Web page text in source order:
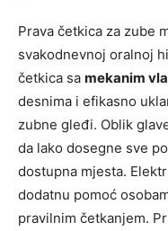
Prava četkica za zube
svakodnevnoj oralnoj
četkica sa mekanim
desnima i efikasno
zubne gleđi. Oblik
da lako dosegne sve
dostupna mjesta.
dodatnu pomoć
pravilnim četkanjem.